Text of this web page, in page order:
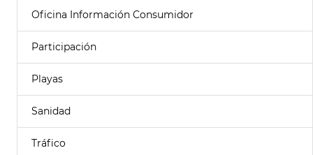
Oficina Información Consumidor
Participación
Playas
Sanidad
Tráfico